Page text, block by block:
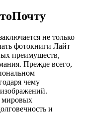
не только
фотокниги Лайт
преимуществ,
Прежде всего,
чему
изображений.
мировых
и